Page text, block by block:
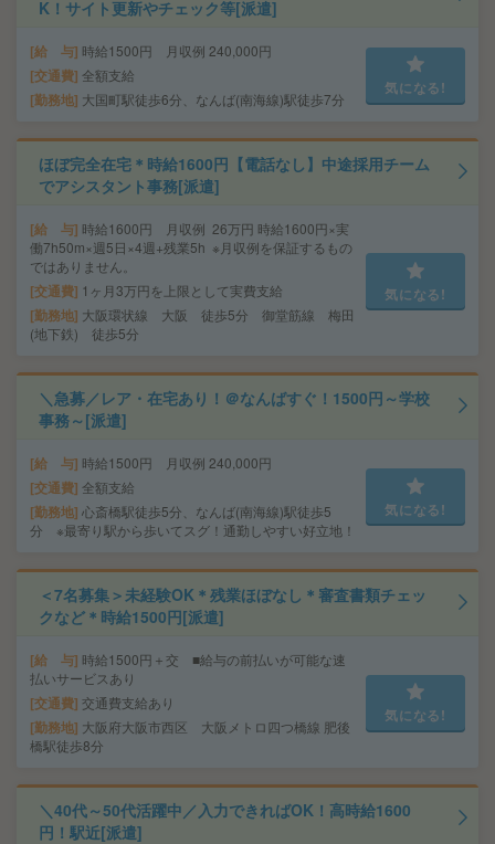
K！サイト更新やチェック等[派遣]
給 与 時給1500円 月収例 240,000円
交通費 全額支給
勤務地 大国町駅徒歩6分、なんば(南海線)駅徒歩7分
気になる!
ほぼ完全在宅＊時給1600円【電話なし】中途採用チーム
でアシスタント事務[派遣]
給 与 時給1600円 月収例 26万円 時給1600円×実
働7h50m×週5日×4週+残業5h ※月収例を保証するもの
ではありません。
交通費 1ヶ月3万円を上限として実費支給
勤務地 大阪環状線 大阪 徒歩5分 御堂筋線 梅田
(地下鉄) 徒歩5分
気になる!
＼急募／レア・在宅あり！＠なんばすぐ！1500円～学校
事務～[派遣]
給 与 時給1500円 月収例 240,000円
交通費 全額支給
勤務地 心斎橋駅徒歩5分、なんば(南海線)駅徒歩5
分 ※最寄り駅から歩いてスグ！通勤しやすい好立地！
気になる!
＜7名募集＞未経験OK＊残業ほぼなし＊審査書類チェッ
クなど＊時給1500円[派遣]
給 与 時給1500円＋交 ■給与の前払いが可能な速
払いサービスあり
交通費 交通費支給あり
勤務地 大阪府大阪市西区 大阪メトロ四つ橋線 肥後
橋駅徒歩8分
気になる!
＼40代～50代活躍中／入力できればOK！高時給1600
円！駅近[派遣]